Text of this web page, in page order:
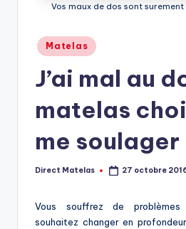
Vos maux de dos sont
Matelas
J’ai mal au
matelas
me soulager
Direct Matelas 27 octobre
Vous souffrez de
souhaitez changer en